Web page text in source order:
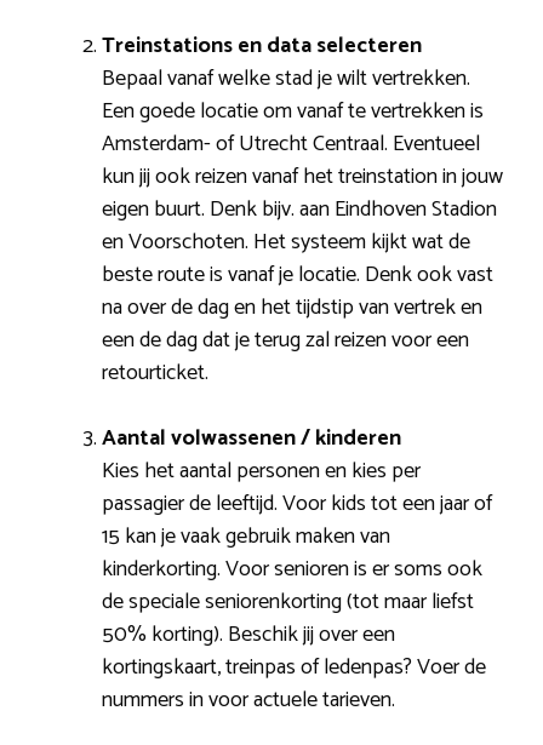
Treinstations en data selecteren
Bepaal vanaf welke stad je wilt vertrekken.
Een goede locatie om vanaf te vertrekken is
Amsterdam- of Utrecht Centraal. Eventueel
kun jij ook reizen vanaf het treinstation in jouw
eigen buurt. Denk bijv. aan Eindhoven Stadion
en Voorschoten. Het systeem kijkt wat de
beste route is vanaf je locatie. Denk ook vast
na over de dag en het tijdstip van vertrek en
een de dag dat je terug zal reizen voor een
retourticket.
Aantal volwassenen / kinderen
Kies het aantal personen en kies per
passagier de leeftijd. Voor kids tot een jaar of
15 kan je vaak gebruik maken van
kinderkorting. Voor senioren is er soms ook
de speciale seniorenkorting (tot maar liefst
50% korting). Beschik jij over een
kortingskaart, treinpas of ledenpas? Voer de
nummers in voor actuele tarieven.